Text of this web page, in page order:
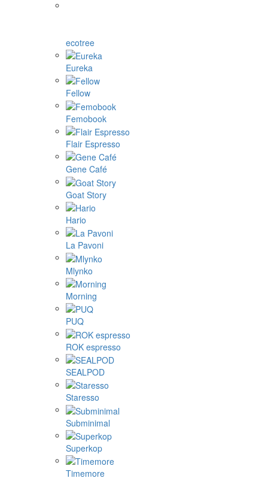
ecotree
Eureka
Fellow
Femobook
Flair Espresso
Gene Café
Goat Story
Hario
La Pavoni
Mlynko
Morning
PUQ
ROK espresso
SEALPOD
Staresso
Subminimal
Superkop
Timemore